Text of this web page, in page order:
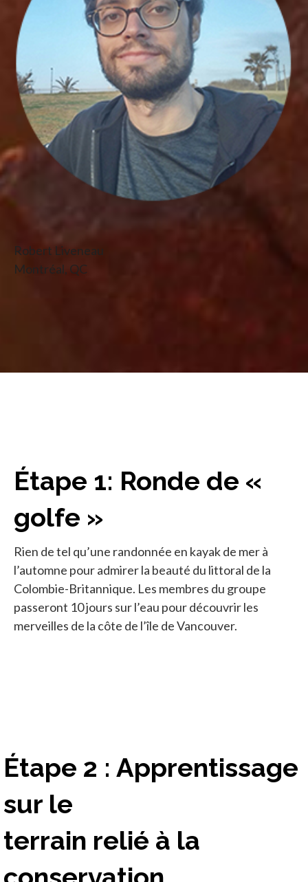
Robert Liveneau
Montréal, QC
Étape 1: Ronde de «
golfe »
Rien de tel qu’une randonnée en kayak de mer à
l’automne pour admirer la beauté du littoral de la
Colombie-Britannique. Les membres du groupe
passeront 10 jours sur l’eau pour découvrir les
merveilles de la côte de l’île de Vancouver.
Étape 2 : Apprentissage
sur le
terrain relié à la